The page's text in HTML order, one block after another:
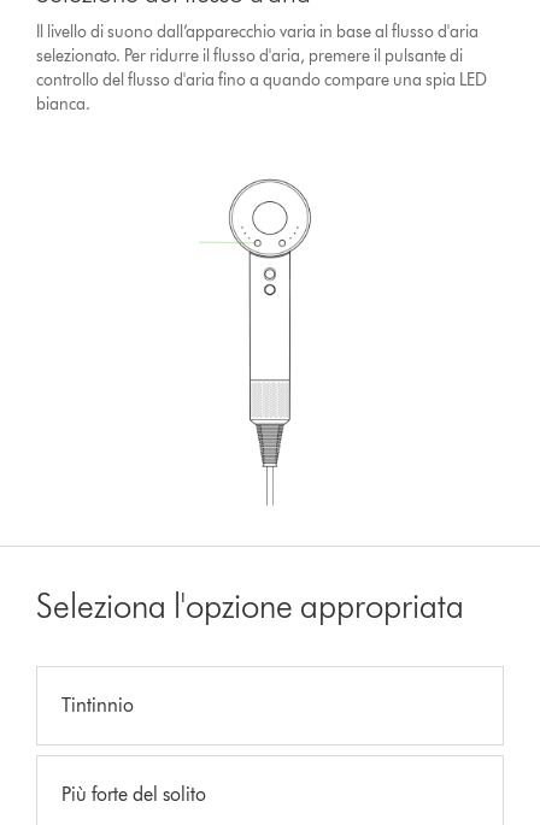
Il livello di suono dall’apparecchio varia in base al flusso d'aria
selezionato. Per ridurre il flusso d'aria, premere il pulsante di
controllo del flusso d'aria fino a quando compare una spia LED
bianca.
Seleziona l'opzione appropriata
Tintinnio
Più forte del solito